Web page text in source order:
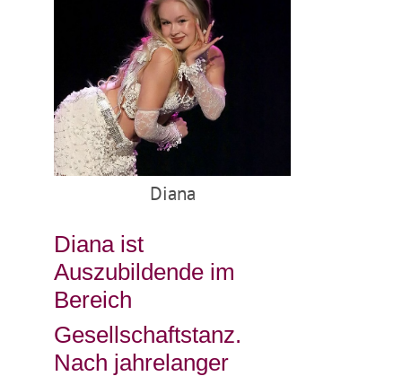
Diana
Diana ist
Auszubildende im
Bereich
Gesellschaftstanz.
Nach jahrelanger